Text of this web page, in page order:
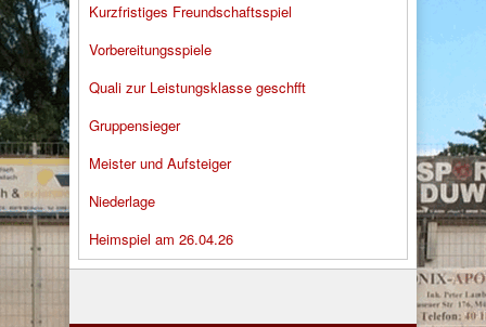
Kurzfristiges Freundschaftsspiel
Vorbereitungsspiele
Quali zur Leistungsklasse geschfft
Gruppensieger
Meister und Aufsteiger
Niederlage
Heimspiel am 26.04.26